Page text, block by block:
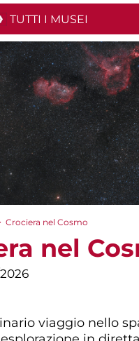
TUTTI I MUSEI
Crociera nel Cosmo
nel
viaggio nello